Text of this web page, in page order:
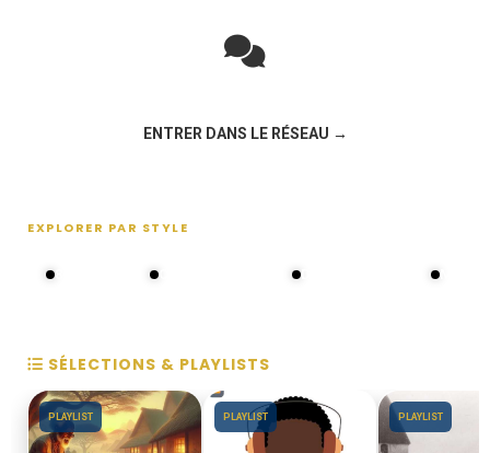
ENTRER DANS LE RÉSEAU →
EXPLORER PAR STYLE
SÉLECTIONS & PLAYLISTS
PLAYLIST PLAYLIST PLAYLIST